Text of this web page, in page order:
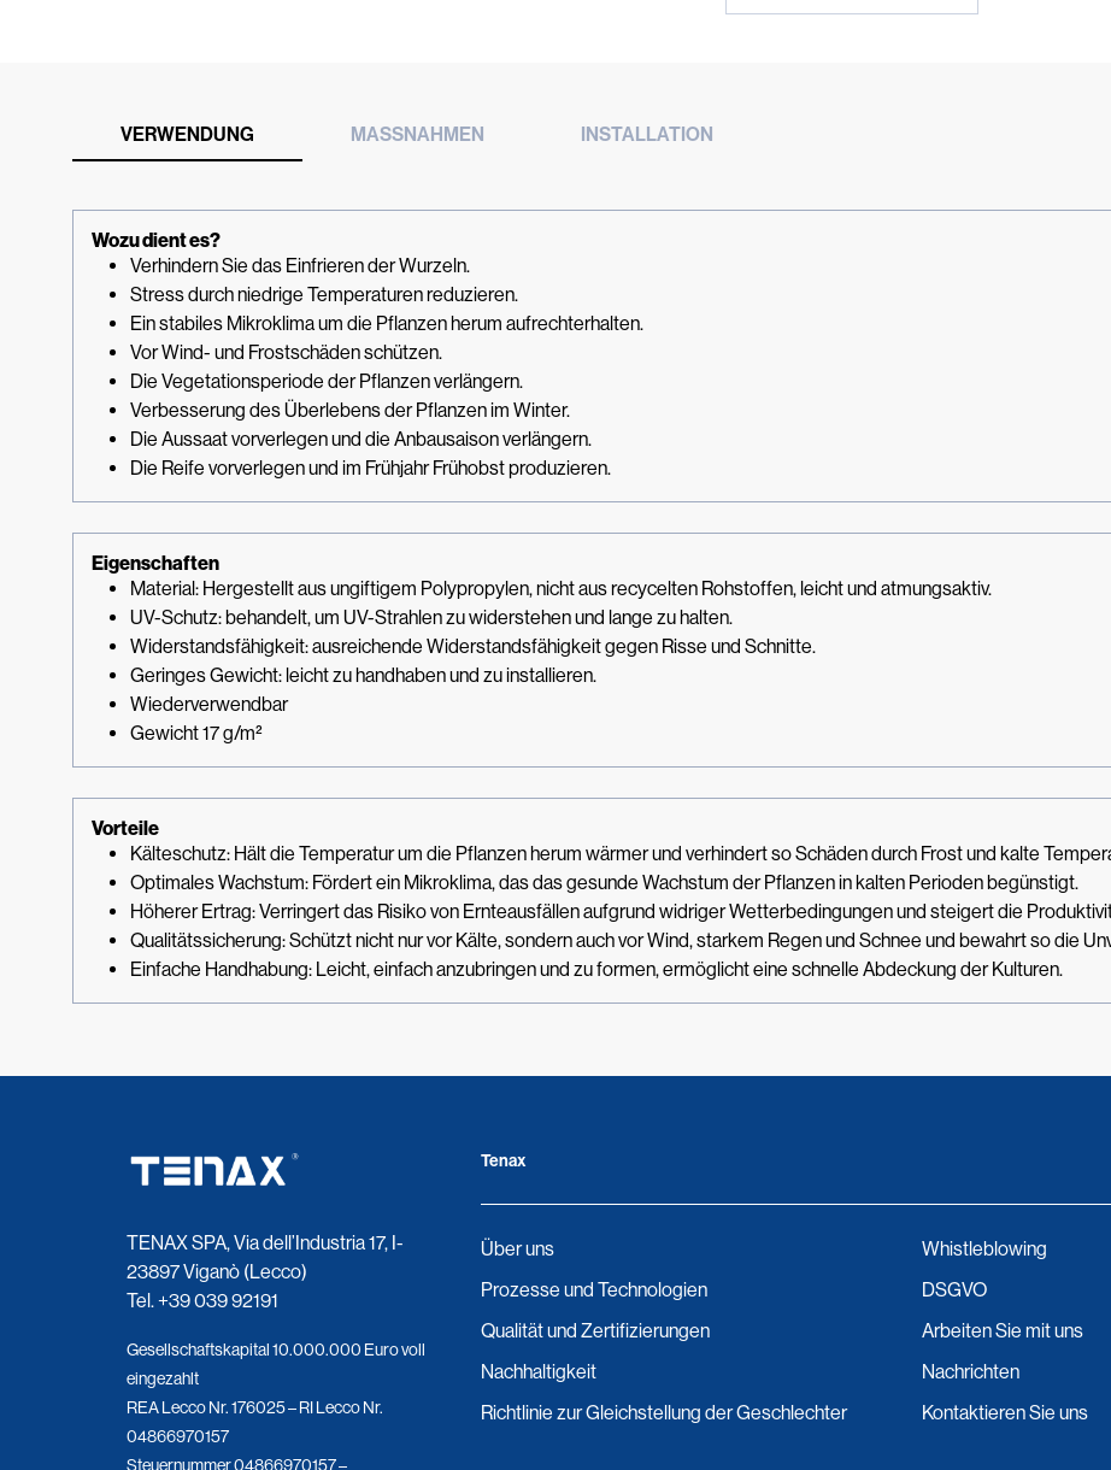
VERWENDUNG MASSNAHMEN INSTALLATION
Wozu dient es?
Verhindern Sie das Einfrieren der Wurzeln.
Stress durch niedrige Temperaturen reduzieren.
Ein stabiles Mikroklima um die Pflanzen herum aufrechterhalten.
Vor Wind- und Frostschäden schützen.
Die Vegetationsperiode der Pflanzen verlängern.
Verbesserung des Überlebens der Pflanzen im Winter.
Die Aussaat vorverlegen und die Anbausaison verlängern.
Die Reife vorverlegen und im Frühjahr Frühobst produzieren.
Eigenschaften
Material: Hergestellt aus ungiftigem Polypropylen, nicht aus recycelten Rohstoffen, leicht und atmungsaktiv.
UV-Schutz: behandelt, um UV-Strahlen zu widerstehen und lange zu halten.
Widerstandsfähigkeit: ausreichende Widerstandsfähigkeit gegen Risse und Schnitte.
Geringes Gewicht: leicht zu handhaben und zu installieren.
Wiederverwendbar
Gewicht 17 g/m²
Vorteile
Kälteschutz: Hält die Temperatur um die Pflanzen herum wärmer und verhindert so Schäden durch Frost und kalte
Optimales Wachstum: Fördert ein Mikroklima, das das gesunde Wachstum der Pflanzen in kalten Perioden begünstigt.
Höherer Ertrag: Verringert das Risiko von Ernteausfällen aufgrund widriger Wetterbedingungen und steigert die
Qualitätssicherung: Schützt nicht nur vor Kälte, sondern auch vor Wind, starkem Regen und Schnee und bewahrt so die
Einfache Handhabung: Leicht, einfach anzubringen und zu formen, ermöglicht eine schnelle Abdeckung der Kulturen.
TENAX SPA, Via dell’Industria 17, I-
23897 Viganò (Lecco)
Tel.+39 039 92191
Gesellschaftskapital 10.000.000 Euro voll
eingezahlt
REA Lecco Nr. 176025 – RI Lecco Nr.
04866970157
Steuernummer 04866970157 –
Tenax
Über uns
Prozesse und Technologien
Qualität und Zertifizierungen
Nachhaltigkeit
Richtlinie zur Gleichstellung der Geschlechter
Whistleblowing
DSGVO
Arbeiten Sie mit uns
Nachrichten
Kontaktieren Sie uns